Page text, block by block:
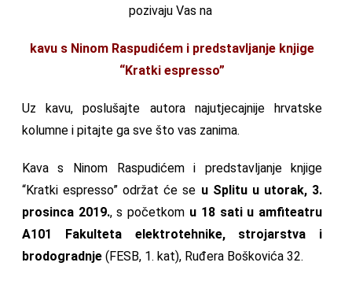
pozivaju Vas na
kavu s Ninom Raspudićem i predstavljanje knjige
“Kratki espresso”
Uz kavu, poslušajte autora najutjecajnije hrvatske
kolumne i pitajte ga sve što vas zanima.
Kava s Ninom Raspudićem i predstavljanje knjige
“Kratki espresso” održat će se u Splitu u utorak, 3.
prosinca 2019., s početkom u 18 sati u amfiteatru
A101 Fakulteta elektrotehnike, strojarstva i
brodogradnje(FESB, 1. kat), Ruđera Boškovića 32.